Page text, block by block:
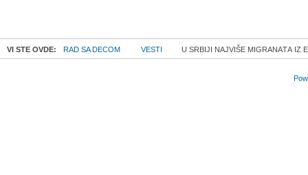
VI STE OVDE: RAD SA DECOM VESTI U SRBIJI NАJVIŠE MIGRАNАTА IZ